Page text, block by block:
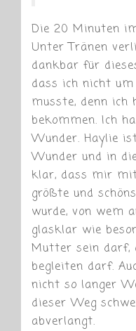
Die 20 Minuten
Unter Tränen
dankbar für
dass ich nicht
musste, denn ich
bekommen. Ich
Wunder. Haylie
Wunder und in
klar, dass mir
größte und
wurde, von wem
glasklar wie
Mutter sein darf,
begleiten darf.
nicht so langer
dieser Weg
abverlangt.